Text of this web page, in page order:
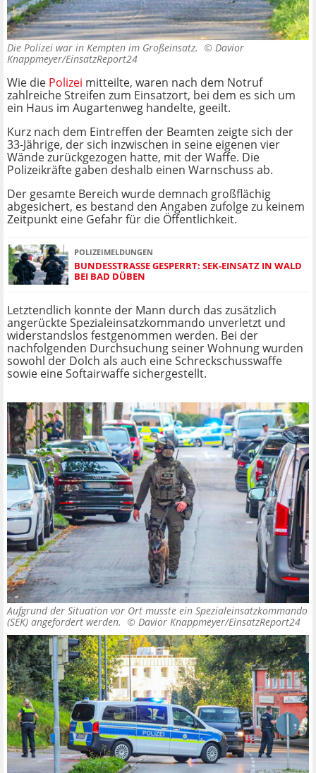
Die Polizei war in Kempten im Großeinsatz. © Davior
Knappmeyer/EinsatzReport24
Wie die Polizei mitteilte, waren nach dem Notruf
zahlreiche Streifen zum Einsatzort, bei dem es sich um
ein Haus im Augartenweg handelte, geeilt.
Kurz nach dem Eintreffen der Beamten zeigte sich der
33-Jährige, der sich inzwischen in seine eigenen vier
Wände zurückgezogen hatte, mit der Waffe. Die
Polizeikräfte gaben deshalb einen Warnschuss ab.
Der gesamte Bereich wurde demnach großflächig
abgesichert, es bestand den Angaben zufolge zu keinem
Zeitpunkt eine Gefahr für die Öffentlichkeit.
POLIZEIMELDUNGEN
BUNDESSTRASSE GESPERRT: SEK-EINSATZ IN WALD B
EI BAD DÜBEN
Letztendlich konnte der Mann durch das zusätzlich
angerückte Spezialeinsatzkommando unverletzt und
widerstandslos festgenommen werden. Bei der
nachfolgenden Durchsuchung seiner Wohnung wurden
sowohl der Dolch als auch eine Schreckschusswaffe
sowie eine Softairwaffe sichergestellt.
Aufgrund der Situation vor Ort musste ein Spezialeinsatzkommando
(SEK) angefordert werden. © Davior Knappmeyer/EinsatzReport24